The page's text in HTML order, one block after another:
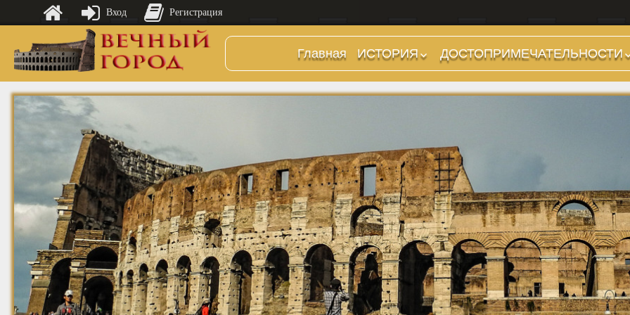
Главная
ИСТОРИЯ
Предыстория
Царский период
(509-265 гг до н.э.)
Поздняя Республика
(264-27 гг до н.э.)
Империя. Принципат
(27 г до н.э. — 284 г
н.э.)
Империя. Доминат
(284-476 гг)
Темные Века. Готы
Темные Века.
Экзархат
ДОСТОПРИМЕЧАТЕЛЬНОСТИ
Холмы и остров.
Районы
Стадионы, Термы
Музеи
Дохристианские
храмы
Христианские храмы,
базилики etc.
Дворцы
Арки, колонны и
обелиски
Фонтаны
Вход Регистрация